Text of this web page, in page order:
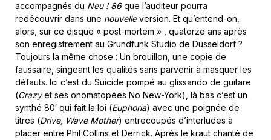
accompagnés du Neu ! 86que l’auditeur pourra
redécouvrir dans une nouvelleversion. Et qu’entend-on,
alors, sur ce disque « post-mortem » , quatorze ans après
son enregistrement au Grundfunk Studio de Düsseldorf ?
Toujours la même chose : Un brouillon, une copie de
faussaire, singeant les qualités sans parvenir à masquer les
défauts. Ici c’est du Suicide pompé au glissando de guitare
(Crazyet ses onomatopées No New-York), là bas c’est un
synthé 80′ qui fait la loi (Euphoria) avec une poignée de
titres (Drive, Wave Mother) entrecoupés d’interludes à
placer entre Phil Collins et Derrick. Après le kraut chanté de